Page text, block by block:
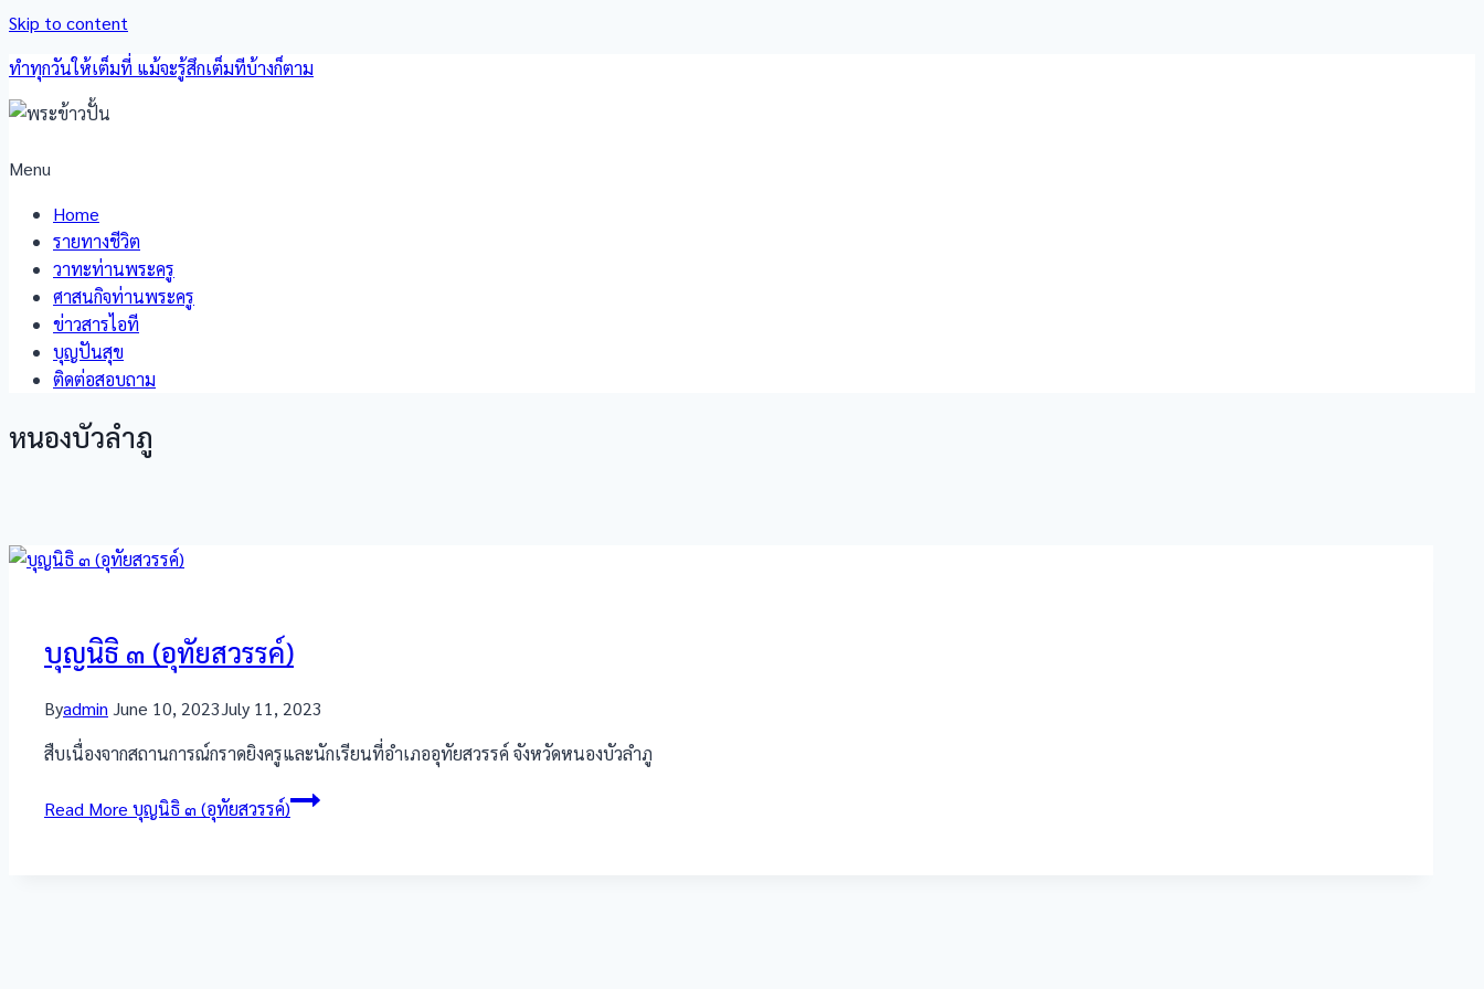
Skip to content
ทำทุกวันให้เต็มที่ แม้จะรู้สึกเต็มทีบ้างก็ตาม
Menu
Home
รายทางชีวิต
วาทะท่านพระครู
ศาสนกิจท่านพระครู
ข่าวสารไอที
บุญปันสุข
ติดต่อสอบถาม
หนองบัวลำภู
บุญนิธิ ๓ (อุทัยสวรรค์)
Byadmin June 10, 2023July 11, 2023
สืบเนื่องจากสถานการณ์กราดยิงครูและนักเรียนที่อำเภออุทัยสวรรค์ จังหวัดหนองบัวลำภู
Read More บุญนิธิ ๓ (อุทัยสวรรค์)